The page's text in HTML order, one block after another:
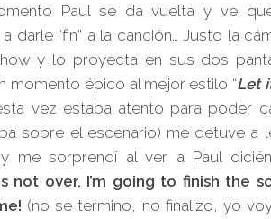
Paul se da vuelta y ve
darle “fin” a la canción… Justo la
y lo proyecta en sus dos
momento épico al mejor estilo “Let
vez estaba atento para poder
sobre el escenario) me detuve a
me sorprendí al ver a Paul
not over, I’m going to finish the
(no se termino, no finalizo, yo